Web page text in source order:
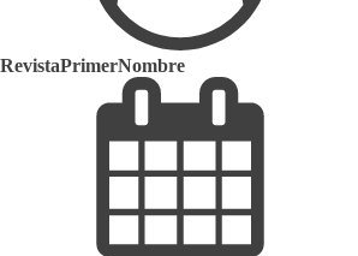
RevistaPrimerNombre